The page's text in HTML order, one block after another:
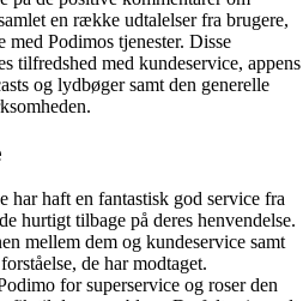
en række udtalelser fra brugere,
Podimos tjenester. Disse
tilfredshed med kundeservice, appens
og lydbøger samt den generelle
har haft en fantastisk god service fra
hurtigt tilbage på deres henvendelse.
mellem dem og kundeservice samt
de har modtaget.
for superservice og roser den